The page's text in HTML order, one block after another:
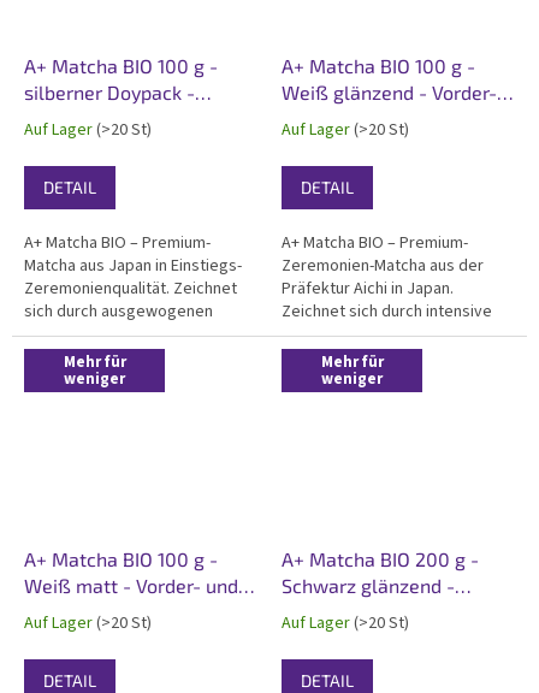
A+ Matcha BIO 100 g -
silberner Doypack -
Vorder- und Rücketikett
Auf Lager(>20 St)
DETAIL
A+ Matcha BIO – Premium-
Matcha aus Japan in Einstiegs-
Zeremonienqualität. Zeichnet
sich durch ausgewogenen
Geschmack, reiches Aroma und
samtige Textur aus. Zertifiziert
Bio. Professioneller 100g
A+ Matcha BIO 100 g -
Weiß glänzend - Vorder-
und Rücketikett
Auf Lager(>20 St)
DETAIL
A+ Matcha BIO – Premium-
Zeremonien-Matcha aus der
Präfektur Aichi in Japan.
Zeichnet sich durch intensive
grüne Farbe, sanftn Geschmack
und außergewöhnliche
Cremigkeit aus. Zertifiziert Bio,
Mehr für
weniger
A+ Matcha BIO 100 g -
Weiß matt - Vorder- und
Rücketikett
Auf Lager(>20 St)
DETAIL
Mehr für
weniger
A+ Matcha BIO 200 g -
Schwarz glänzend -
Vorder- und Rücketikett
Auf Lager(>20 St)
DETAIL